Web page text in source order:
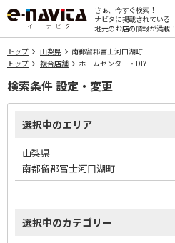
さぁ、今すぐ検索！
ナビタに掲載されている
地元のお店の情報が満載！
トップ 山梨県
南都留郡富士河口湖町
トップ
複合店舗 ホームセンター・DIY
検索条件 設定・変更
選択中のエリア
山梨県
南都留郡富士河口湖町
選択中のカテゴリー